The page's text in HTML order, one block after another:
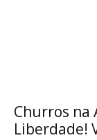
Churros na
Liberdade!